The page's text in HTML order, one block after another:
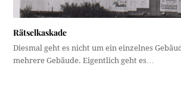
Rätselkaskade
Diesmal geht es nicht um ein einzelnes
mehrere Gebäude. Eigentlich geht es…